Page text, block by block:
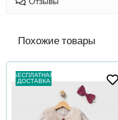
Похожие товары
БЕСПЛАТНАЯ
ДОСТАВКА